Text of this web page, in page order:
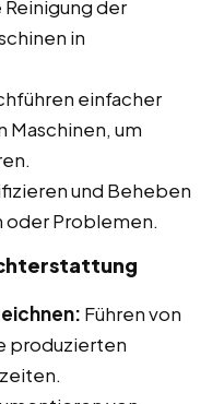
der
in
einfacher
Maschinen, um
und Beheben
oder Problemen.
Führen von
produzierten